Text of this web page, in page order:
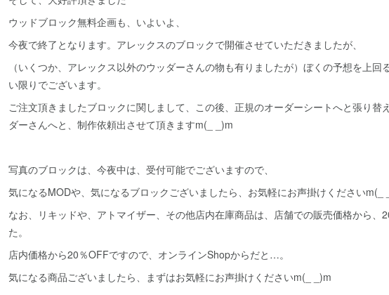
ウッドブロック無料企画も、いよいよ、
今夜で終了となります。アレックスのブロックで開催させていただきましたが、
（いくつか、アレックス以外のウッダーさんの物も有りましたが）ぼくの予想を上回
い限りでございます。
ご注文頂きましたブロックに関しまして、この後、正規のオーダーシートへと張り替
ダーさんへと、制作依頼出させて頂きますm(_ _)m
写真のブロックは、今夜中は、受付可能でございますので、
気になるMODや、気になるブロックございましたら、お気軽にお声掛けくださいm(_
なお、リキッドや、アトマイザー、その他店内在庫商品は、店舗での販売価格から、
た。
店内価格から20％OFFですので、オンラインShopからだと…。
気になる商品ございましたら、まずはお気軽にお声掛けくださいm(_ _)m